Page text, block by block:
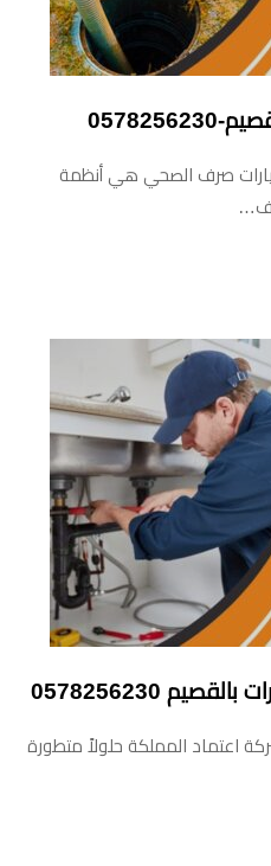
صرف الصحي هي أنظمة
0578256230
اعتماد المملكة حلولاً متطورة